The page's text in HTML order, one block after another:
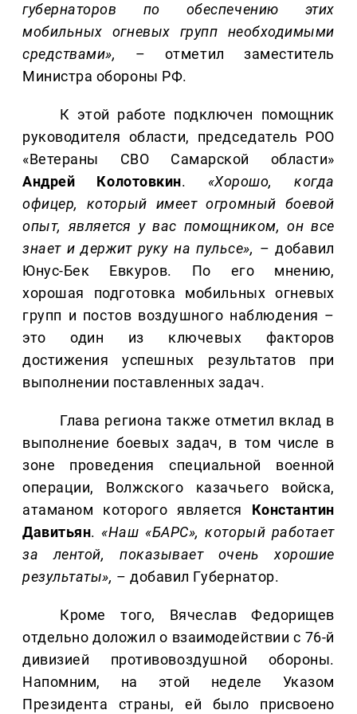
губернаторов по обеспечению этих
мобильных огневых групп необходимыми
средствами»,
– отметил заместитель
Министра обороны РФ.
К этой работе подключен помощник
руководителя области, председатель РОО
«Ветераны СВО Самарской области»
Андрей Колотовкин. «Хорошо, когда
офицер, который имеет огромный боевой
опыт, является у вас помощником, он все
знает и держит руку на пульсе», – добавил
Юнус-Бек Евкуров. По его мнению,
хорошая подготовка мобильных огневых
групп и постов воздушного наблюдения –
это один из ключевых факторов
достижения успешных результатов при
выполнении поставленных задач.
Глава региона также отметил вклад в
выполнение боевых задач, в том числе в
зоне проведения специальной военной
операции, Волжского казачьего войска,
атаманом которого является Константин
Давитьян.«Наш «БАРС», который работает
за лентой, показывает очень хорошие
результаты», – добавил Губернатор.
Кроме того, Вячеслав Федорищев
отдельно доложил о взаимодействии с 76-й
дивизией противовоздушной обороны.
Напомним, на этой неделе Указом
Президента страны, ей было присвоено